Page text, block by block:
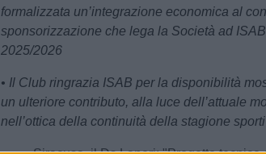
formalizzata un’integrazione economica al
sponsorizzazione che lega la Società ad
2025/2026
• Il Club ringrazia ISAB per la disponibilità
un ulteriore contributo, alla luce dell’attuale
nell’ottica della continuità della stagione
Siracusa, il Ds Laneri: "Progetto tecnico